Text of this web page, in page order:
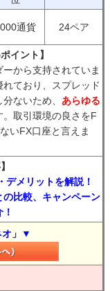
通貨 24ペア
イント】
から支持されていま
ており、スプレッド
ないため、 あらゆる
。取引環境の良さをF
いFX口座と言えま
メリットを解説！
比較、キャンペーン
オ」▼